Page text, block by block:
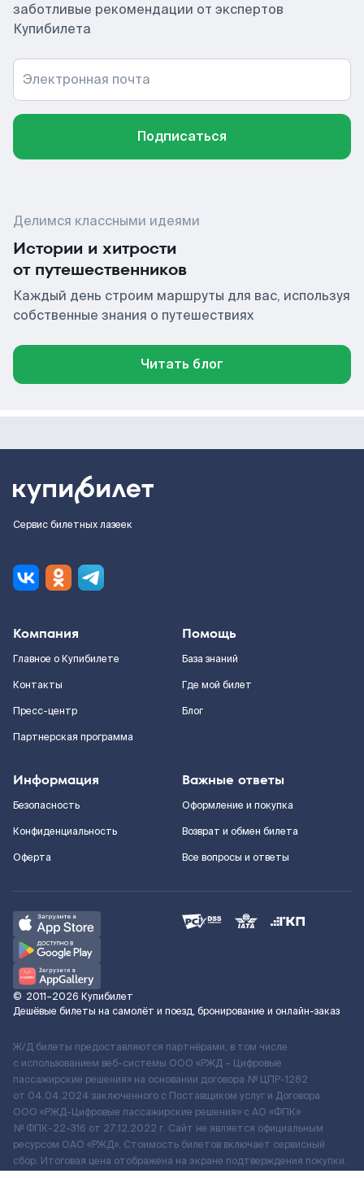
заботливые рекомендации от экспертов
Купибилета
Электронная почта
Подписаться
Делимся классными идеями
Истории и хитрости
от путешественников
Каждый день строим маршруты для вас, используя
собственные знания о путешествиях
Читать блог
Сервис билетных лазеек
Компания
Главное о Купибилете
Контакты
Пресс-центр
Партнерская программа
Помощь
База знаний
Где мой билет
Блог
Информация
Безопасность
Конфиденциальность
Оферта
Важные ответы
Оформление и покупка
Возврат и обмен билета
Все вопросы и ответы
© 2011–2026 Купибилет
Дешёвые билеты на самолёт и поезд, бронирование и онлайн-заказ
Ж/Д билеты предоставляются партнёрами, в том числе
с использованием веб-системы ООО «РЖД – Цифровые
пассажирские решения» на основании договора № ЦПР-1282
от 04.04.2024 заключенного с Поставщиком услуг и Договора
ООО «РЖД-Цифровые пассажирские решения» c АО «ФПК»
№ ФПК-22-316 от 27.12.2022 г. Сайт не является официальным
ресурсом ОАО «РЖД». Стоимость билетов включает сервисный
сбор. Итоговая цена отображена на экране подтверждения покупки.